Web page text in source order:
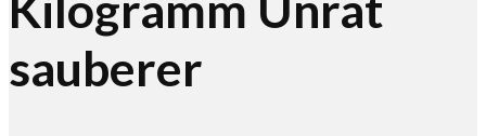
sauberer